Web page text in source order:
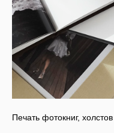
Печать фотокниг,